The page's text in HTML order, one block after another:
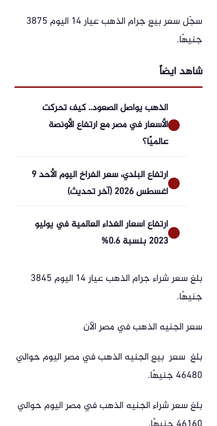
جنيهًا.
شاهد ايضاً
الذهب يواصل الصعود.. كيف تحركت
الأسعار في مصر مع ارتفاع الأونصة
عالميًا؟
ارتفاع البلدي، سعر الفراخ اليوم الأحد 9
أغسطس 2026 (آخر تحديث)
ارتفاع أسعار الغذاء العالمية في يوليو
2023 بنسبة 0.6%
بلغ سعر شراء جرام الذهب عيار 14 اليوم 3845
جنيهًا.
سعر الجنيه الذهب في مصر الآن
بلغ سعر بيع الجنيه الذهب في مصر اليوم حوالي
46480 جنيهًا.
بلغ سعر شراء الجنيه الذهب في مصر اليوم حوالي